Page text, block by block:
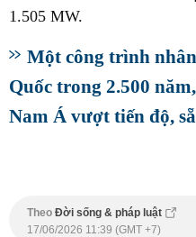
1.505 MW.
Một công trình
Quốc trong 2.500
Nam Á vượt tiến độ,
Theo Đời sống & pháp luật
17/06/2026 11:39 (GMT +7)